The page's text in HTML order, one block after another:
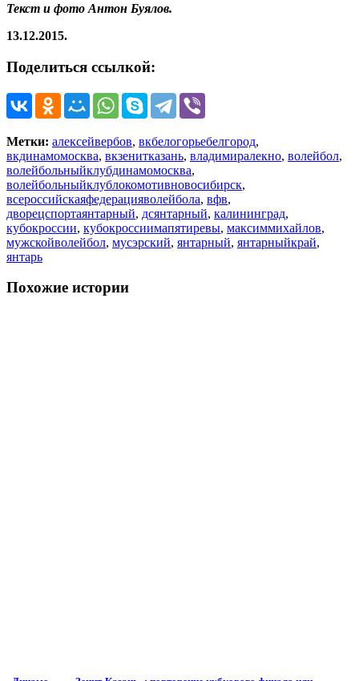
Текст и фото Антон Буялов.
13.12.2015.
Поделиться ссылкой:
Метки: алексейвербов, вкбелогорьебелгород,
вкдинамомосква, вкзенитказань, владимиралекно, волейбол,
волейбольныйклубдинамомосква,
волейбольныйклублокомотивновосибирск,
всероссийскаяфедерацияволейбола, вфв,
дворецспортаянтарный, дсянтарный, калининград,
кубокроссии, кубокроссиимапятиревы, максиммихайлов,
мужскойволейбол, мусэрский, янтарный, янтарныйкрай,
янтарь
Похожие истории